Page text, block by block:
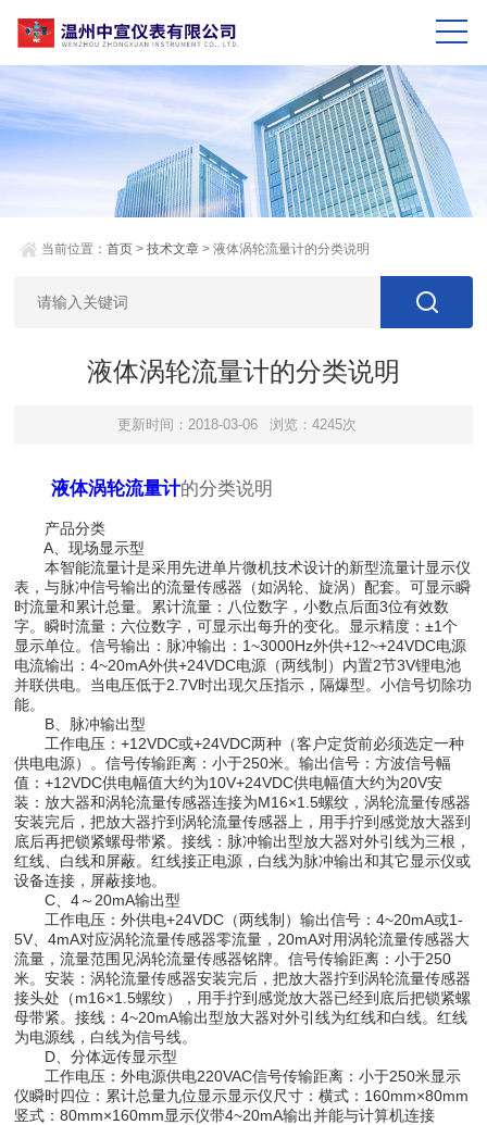
当前位置：首页 >技术文章 > 液体涡轮流量计的分类说明
液体涡轮流量计的分类说明
更新时间：2018-03-06 浏览：4245次
液体涡轮流量计的分类说明
产品分类
A、现场显示型
本智能流量计是采用先进单片微机技术设计的新型流量计显示仪
表，与脉冲信号输出的流量传感器（如涡轮、旋涡）配套。可显示瞬
时流量和累计总量。累计流量：八位数字，小数点后面3位有效数
字。瞬时流量：六位数字，可显示出每升的变化。显示精度：±1个
显示单位。信号输出：脉冲输出：1~3000Hz外供+12~+24VDC电源
电流输出：4~20mA外供+24VDC电源（两线制）内置2节3V锂电池
并联供电。当电压低于2.7V时出现欠压指示，隔爆型。小信号切除功
能。
B、脉冲输出型
工作电压：+12VDC或+24VDC两种（客户定货前必须选定一种
供电电源）。信号传输距离：小于250米。输出信号：方波信号幅
值：+12VDC供电幅值大约为10V+24VDC供电幅值大约为20V安
装：放大器和涡轮流量传感器连接为M16×1.5螺纹，涡轮流量传感器
安装完后，把放大器拧到涡轮流量传感器上，用手拧到感觉放大器到
底后再把锁紧螺母带紧。接线：脉冲输出型放大器对外引线为三根，
红线、白线和屏蔽。红线接正电源，白线为脉冲输出和其它显示仪或
设备连接，屏蔽接地。
C、4～20mA输出型
工作电压：外供电+24VDC（两线制）输出信号：4~20mA或1-
5V、4mA对应涡轮流量传感器零流量，20mA对用涡轮流量传感器大
流量，流量范围见涡轮流量传感器铭牌。信号传输距离：小于250
米。安装：涡轮流量传感器安装完后，把放大器拧到涡轮流量传感器
接头处（m16×1.5螺纹），用手拧到感觉放大器已经到底后把锁紧螺
母带紧。接线：4~20mA输出型放大器对外引线为红线和白线。红线
为电源线，白线为信号线。
D、分体远传显示型
工作电压：外电源供电220VAC信号传输距离：小于250米显示
仪瞬时四位：累计总量九位显示显示仪尺寸：横式：160mm×80mm
竖式：80mm×160mm显示仪带4~20mA输出并能与计算机连接